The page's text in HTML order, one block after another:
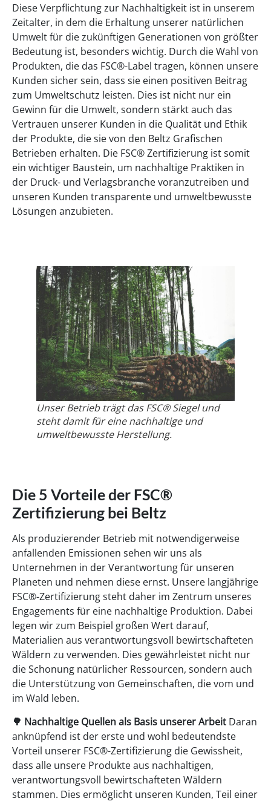
Diese Verpflichtung zur Nachhaltigkeit ist in unserem
Zeitalter, in dem die Erhaltung unserer natürlichen
Umwelt für die zukünftigen Generationen von größter
Bedeutung ist, besonders wichtig. Durch die Wahl von
Produkten, die das FSC®-Label tragen, können unsere
Kunden sicher sein, dass sie einen positiven Beitrag
zum Umweltschutz leisten. Dies ist nicht nur ein
Gewinn für die Umwelt, sondern stärkt auch das
Vertrauen unserer Kunden in die Qualität und Ethik
der Produkte, die sie von den Beltz Grafischen
Betrieben erhalten. Die FSC® Zertifizierung ist somit
ein wichtiger Baustein, um nachhaltige Praktiken in
der Druck- und Verlagsbranche voranzutreiben und
unseren Kunden transparente und umweltbewusste
Lösungen anzubieten.
Unser Betrieb trägt das FSC® Siegel und
steht damit für eine nachhaltige und
umweltbewusste Herstellung.
Die 5 Vorteile der FSC®
Zertifizierung bei Beltz
Als produzierender Betrieb mit notwendigerweise
anfallenden Emissionen sehen wir uns als
Unternehmen in der Verantwortung für unseren
Planeten und nehmen diese ernst. Unsere langjährige
FSC®-Zertifizierung steht daher im Zentrum unseres
Engagements für eine nachhaltige Produktion. Dabei
legen wir zum Beispiel großen Wert darauf,
Materialien aus verantwortungsvoll bewirtschafteten
Wäldern zu verwenden. Dies gewährleistet nicht nur
die Schonung natürlicher Ressourcen, sondern auch
die Unterstützung von Gemeinschaften, die vom und
im Wald leben.
🌳 Nachhaltige Quellen als Basis unserer Arbeit Daran
anknüpfend ist der erste und wohl bedeutendste
Vorteil unserer FSC®-Zertifizierung die Gewissheit,
dass alle unsere Produkte aus nachhaltigen,
verantwortungsvoll bewirtschafteten Wäldern
stammen. Dies ermöglicht unseren Kunden, Teil einer